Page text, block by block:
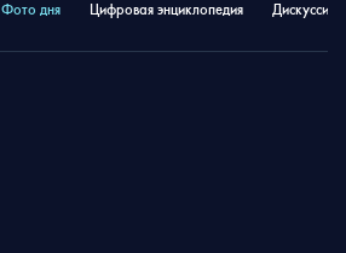
Фото дня Цифровая энциклопедия